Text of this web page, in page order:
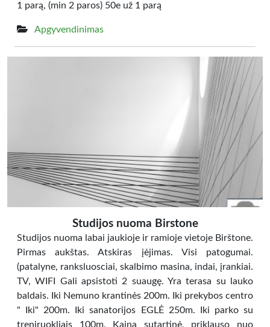
1 parą, (min 2 paros) 50e už 1 parą
Apgyvendinimas
Studijos nuoma Birstone
Studijos nuoma labai jaukioje ir ramioje vietoje Birštone.
Pirmas aukštas. Atskiras įėjimas. Visi patogumai.
(patalyne, ranksluosciai, skalbimo masina, indai, įrankiai.
TV, WIFI Gali apsistoti 2 suaugę. Yra terasa su lauko
baldais. Iki Nemuno krantinės 200m. Iki prekybos centro
" Iki" 200m. Iki sanatorijos EGLĖ 250m. Iki parko su
treniruokliais 100m. Kaina sutartinė, priklauso nuo